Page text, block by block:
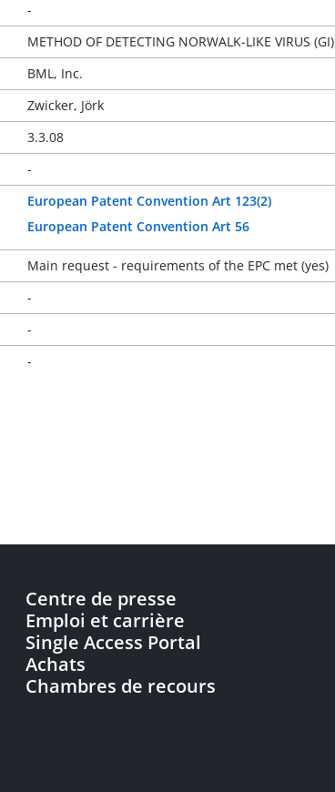
-
METHOD OF DETECTING NORWALK-LIKE VIRUS (GI)
BML, Inc.
Zwicker, Jörk
3.3.08
-
European Patent Convention Art 123(2)
European Patent Convention Art 56
Main request - requirements of the EPC met (yes)
-
-
-
Centre de presse
Emploi et carrière
Single Access Portal
Achats
Chambres de recours